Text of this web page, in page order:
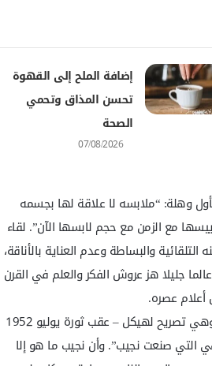
إضافة الملح إلى القهوة
تحسن المذاق وتحمي
الصحة
07/08/2026
وهلة: “ملابسه لا علاقة لها بجسمه
مع الزمن مع حجم لابسها الآن”. لقاء
والبساطة وعدم العناية بالأناقة،
جليلا هز عروش الفكر والعلم في القرن
عصره.
سأل آينشتين هيكل عن عبارة قرأها في جريدة أميركية – وهي تصريح لهيكل – عقب ثورة يوليو 1952
التي صنعت نجيب”. وأن نجيب ما هو إلا